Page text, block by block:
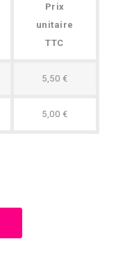
Prix
unitaire
TTC
5,50 €
5,00 €